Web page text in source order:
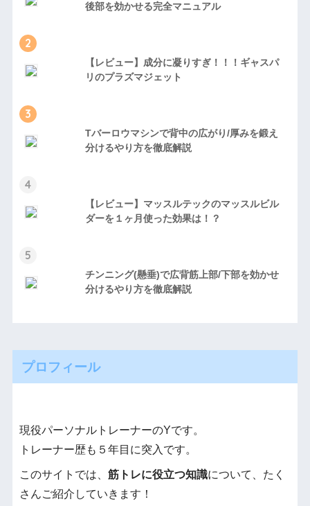
後部を効かせる完全マニュアル
2
【レビュー】成分に凝りすぎ！！！ギャスパ
リのプラズマジェット
3
Tバーロウマシンで背中の広がり/厚みを鍛え
分けるやり方を徹底解説
4
【レビュー】マッスルテックのマッスルビル
ダーを１ヶ月使った効果は！？
5
チンニング(懸垂)で広背筋上部/下部を効かせ
分けるやり方を徹底解説
プロフィール
現役パーソナルトレーナーのYです。
トレーナー歴も５年目に突入です。
このサイトでは、 筋トレに役立つ知識について、たく
さんご紹介していきます！